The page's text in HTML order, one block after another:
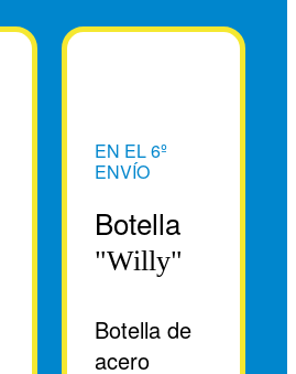
EN EL 6º
ENVÍO
Botella
"Willy"
Botella de
acero